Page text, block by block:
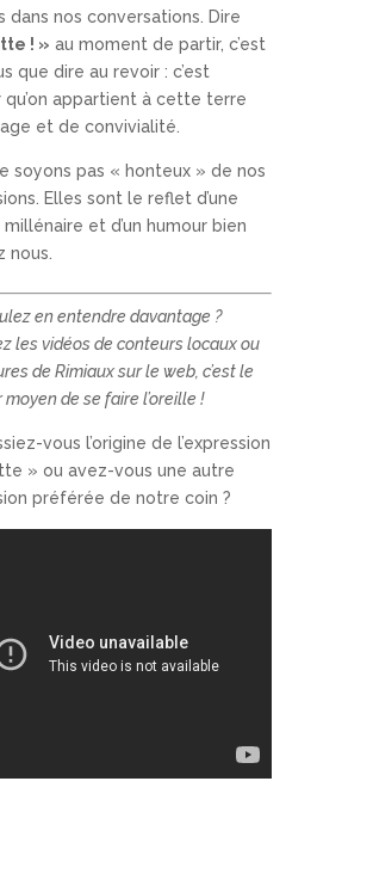
dans nos conversations. Dire
! » au moment de partir, c’est
que dire au revoir : c’est
qu’on appartient à cette terre
et de convivialité.
soyons pas « honteux » de nos
Elles sont le reflet d’une
millénaire et d’un humour bien
nous.
en entendre davantage ?
les vidéos de conteurs locaux ou
de Rimiaux sur le web, c’est le
de se faire l’oreille !
vous l’origine de l’expression
» ou avez-vous une autre
préférée de notre coin ?